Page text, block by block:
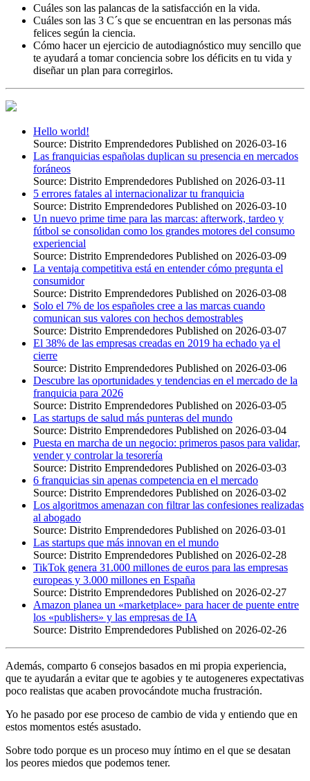
Cuáles son las palancas de la satisfacción en la vida.
Cuáles son las 3 C´s que se encuentran en las personas más
felices según la ciencia.
Cómo hacer un ejercicio de autodiagnóstico muy sencillo que
te ayudará a tomar conciencia sobre los déficits en tu vida y
diseñar un plan para corregirlos.
Hello world!
Source: Distrito Emprendedores Published on 2026-03-16
Las franquicias españolas duplican su presencia en mercados
foráneos
Source: Distrito Emprendedores Published on 2026-03-11
5 errores fatales al internacionalizar tu franquicia
Source: Distrito Emprendedores Published on 2026-03-10
Un nuevo prime time para las marcas: afterwork, tardeo y
fútbol se consolidan como los grandes motores del consumo
experiencial
Source: Distrito Emprendedores Published on 2026-03-09
La ventaja competitiva está en entender cómo pregunta el
consumidor
Source: Distrito Emprendedores Published on 2026-03-08
Solo el 7% de los españoles cree a las marcas cuando
comunican sus valores con hechos demostrables
Source: Distrito Emprendedores Published on 2026-03-07
El 38% de las empresas creadas en 2019 ha echado ya el
cierre
Source: Distrito Emprendedores Published on 2026-03-06
Descubre las oportunidades y tendencias en el mercado de la
franquicia para 2026
Source: Distrito Emprendedores Published on 2026-03-05
Las startups de salud más punteras del mundo
Source: Distrito Emprendedores Published on 2026-03-04
Puesta en marcha de un negocio: primeros pasos para validar,
vender y controlar la tesorería
Source: Distrito Emprendedores Published on 2026-03-03
6 franquicias sin apenas competencia en el mercado
Source: Distrito Emprendedores Published on 2026-03-02
Los algoritmos amenazan con filtrar las confesiones realizadas
al abogado
Source: Distrito Emprendedores Published on 2026-03-01
Las startups que más innovan en el mundo
Source: Distrito Emprendedores Published on 2026-02-28
TikTok genera 31.000 millones de euros para las empresas
europeas y 3.000 millones en España
Source: Distrito Emprendedores Published on 2026-02-27
Amazon planea un «marketplace» para hacer de puente entre
los «publishers» y las empresas de IA
Source: Distrito Emprendedores Published on 2026-02-26
Además, comparto 6 consejos basados en mi propia experiencia,
que te ayudarán a evitar que te agobies y te autogeneres expectativas
poco realistas que acaben provocándote mucha frustración.
Yo he pasado por ese proceso de cambio de vida y entiendo que en
estos momentos estés asustado.
Sobre todo porque es un proceso muy íntimo en el que se desatan
los peores miedos que podemos tener.